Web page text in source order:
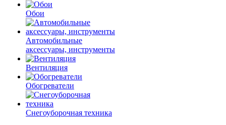
Обои
Автомобильные
аксессуары, инструменты
Вентиляция
Обогреватели
Снегоуборочная техника